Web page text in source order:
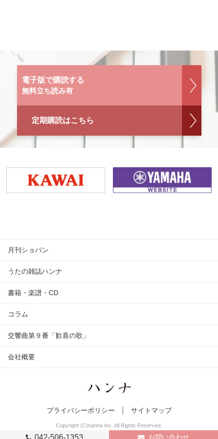
042-506-1353 お問い合わせ
電子版で購読する
無料立ち読み有
定期購読はこちら
月刊ショパン
うたの雑誌ハンナ
書籍・楽譜・CD
コラム
交響曲第９番「歓喜の歌」
会社概要
プライバシーポリシー サイトマップ
Copyright (C)hanna Inc. All Rights Reserved.